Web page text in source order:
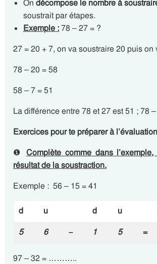
On décompose le nombre à
soustrait par étapes.
Exemple :78 – 27 = ?
27 = 20 + 7, on va soustraire 20 puis on
78 – 20 = 58
58 – 7 = 51
La différence entre 78 et 27 est 51 ; 78
Exercices pour te préparer à l’évaluation
❶ Complète comme dans
résultat de la soustraction.
Exemple : 56 – 15 = 41
d u d u
5
6 – 1 5 =
97 – 32 = ………..